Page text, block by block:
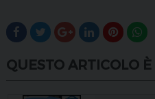
QUESTO ARTICOLO